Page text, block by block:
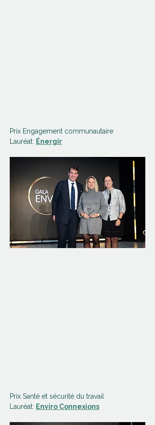
Prix Engagement communautaire
Lauréat: Énergir
Prix Santé et sécurité du travail
Lauréat: Enviro Connexions